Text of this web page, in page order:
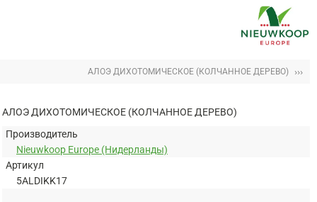
АЛОЭ ДИХОТОМИЧЕСКОЕ (КОЛЧАННОЕ ДЕРЕВО) ›››
АЛОЭ ДИХОТОМИЧЕСКОЕ (КОЛЧАННОЕ ДЕРЕВО)
Производитель
Nieuwkoop Europe (Нидерланды)
Артикул
5ALDIKK17